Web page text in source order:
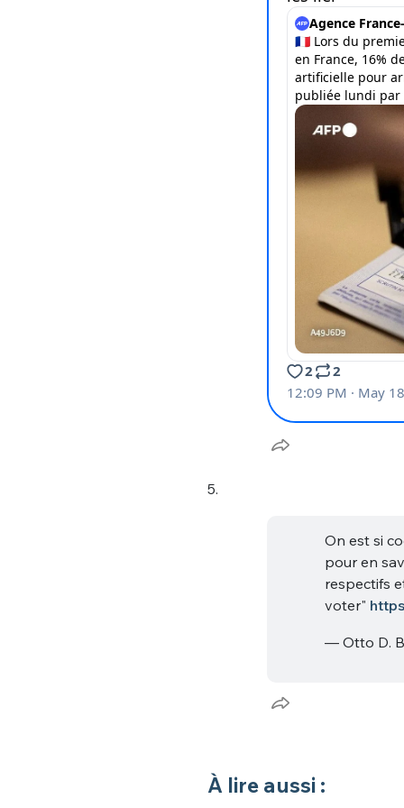
5.
On est si
pour en
respectifs
voter"
— Otto D.
À lire aussi :